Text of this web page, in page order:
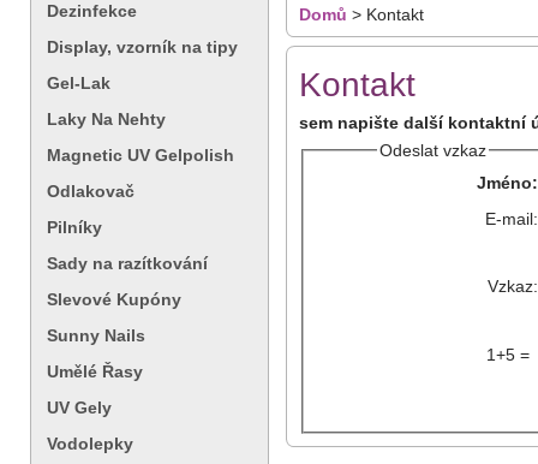
Dezinfekce
Display, vzorník na tipy
Gel-Lak
Laky Na Nehty
Magnetic UV Gelpolish
Odlakovač
Pilníky
Sady na razítkování
Slevové Kupóny
Sunny Nails
Umělé Řasy
UV Gely
Vodolepky
Domů > Kontakt
Kontakt
sem napište další kontaktní
Odeslat vzkaz
Jméno:
E-mail:
Vzkaz:
1+5 =